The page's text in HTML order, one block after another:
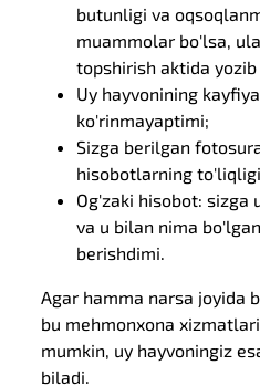
butunligi va
muammolar bo'lsa,
topshirish aktida yozib
Uy hayvonining
ko'rinmayaptimi;
Sizga berilgan
hisobotlarning
Og'zaki hisobot: sizga
va u bilan nima
berishdimi.
Agar hamma narsa joyida
bu mehmonxona
mumkin, uy hayvoningiz
biladi.